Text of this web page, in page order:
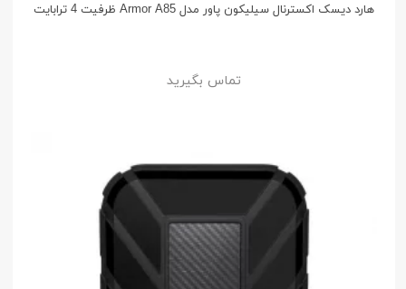
هارد دیسک اکسترنال سیلیکون پاور مدل Armor A85 ظرفیت 4 ترابایت
تماس بگیرید